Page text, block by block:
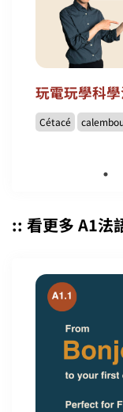
玩電玩學科
Cétacé
:: 看更多 A1法